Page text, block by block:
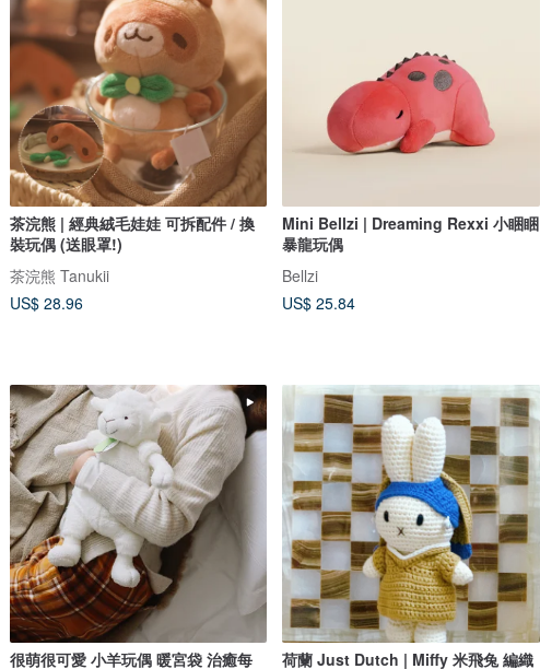
茶浣熊 | 經典絨毛娃娃 可拆配件 / 換
裝玩偶 (送眼罩!)
茶浣熊 Tanukii
US$ 28.96
Mini Bellzi | Dreaming Rexxi 小睏睏
暴龍玩偶
Bellzi
US$ 25.84
很萌很可愛 小羊玩偶 暖宮袋 治癒每
荷蘭 Just Dutch | Miffy 米飛兔 編織